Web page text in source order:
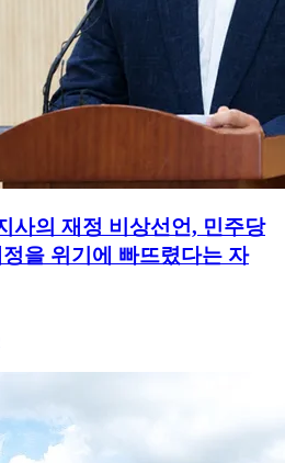
사의 재정 비상선언, 민주당
을 위기에 빠뜨렸다는 자